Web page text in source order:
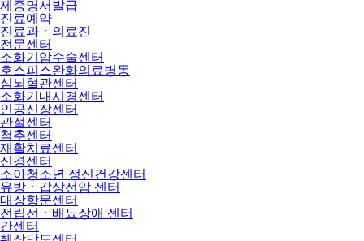
제증명서발급
진료예약
진료과ㆍ의료진
전문센터
소화기암수술센터
호스피스완화의료병동
심뇌혈관센터
소화기내시경센터
인공신장센터
관절센터
척추센터
재활치료센터
신경센터
소아청소년 정신건강센터
유방ㆍ갑상선암 센터
대장항문센터
전립선ㆍ배뇨장애 센터
간센터